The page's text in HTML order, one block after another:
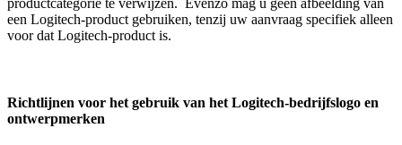
productcategorie te verwijzen. Evenzo mag u geen afbeelding van
een Logitech-product gebruiken, tenzij uw aanvraag specifiek alleen
voor dat Logitech-product is.
Richtlijnen voor het gebruik van het Logitech-bedrijfslogo en
ontwerpmerken